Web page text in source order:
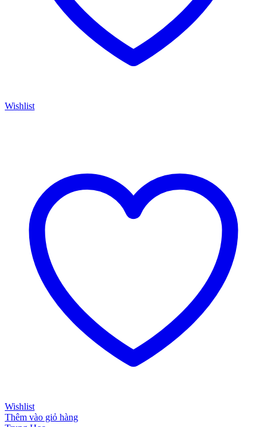
Wishlist
Wishlist
Thêm vào giỏ hàng